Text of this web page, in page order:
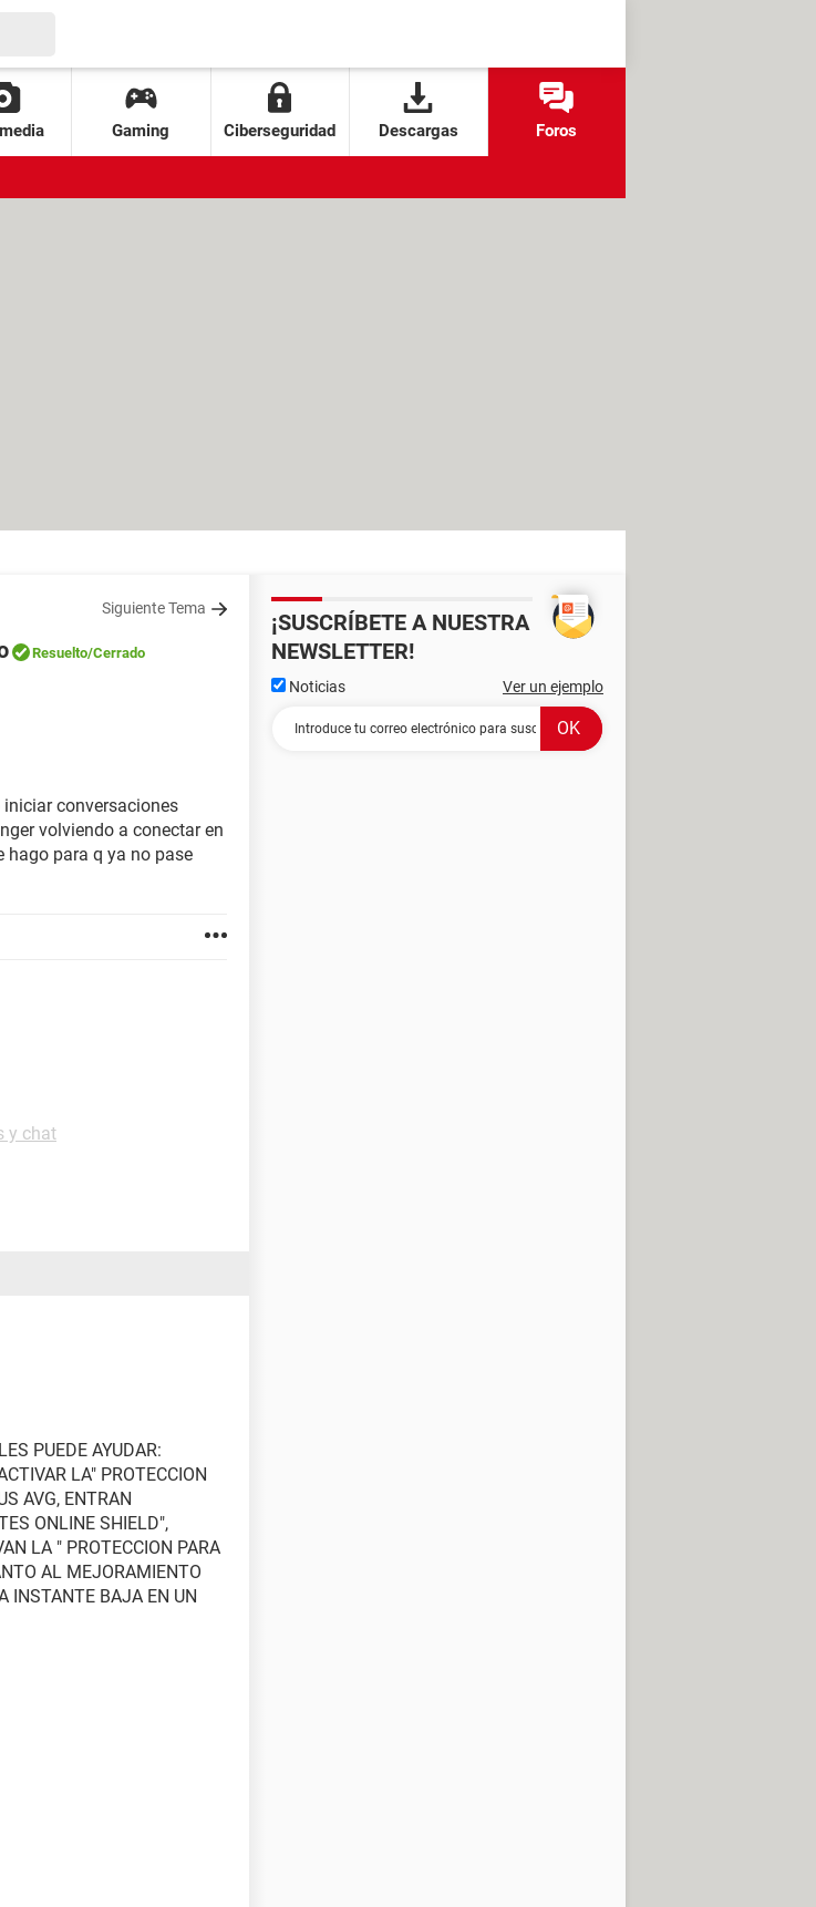
Gaming Ciberseguridad Descargas Foros
Siguiente Tema
Resuelto/Cerrado
conversaciones
volviendo a conectar en
hago para q ya no pase
y chat
PUEDE AYUDAR:
LA" PROTECCION
AVG, ENTRAN
ONLINE SHIELD",
LA " PROTECCION PARA
AL MEJORAMIENTO
INSTANTE BAJA EN UN
¡SUSCRÍBETE A NUESTRA
NEWSLETTER!
Noticias Ver un ejemplo